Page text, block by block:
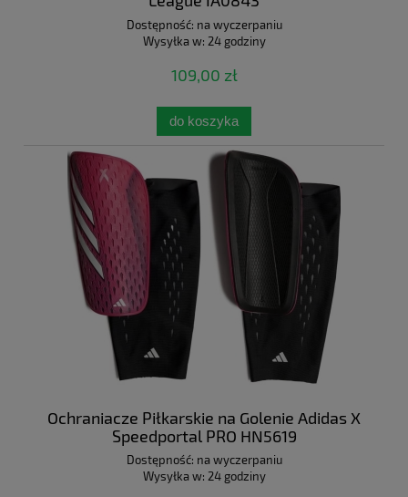
Dostępność: na wyczerpaniu
Wysyłka w: 24 godziny
109,00 zł
do koszyka
Ochraniacze Piłkarskie na Golenie Adidas X
Speedportal PRO HN5619
Dostępność: na wyczerpaniu
Wysyłka w: 24 godziny